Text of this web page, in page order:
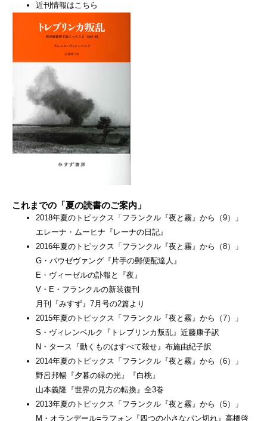
近刊情報はこちら
これまでの「夏の読書のご案内」
2018年夏のトピックス「フランクル『夜と霧』から（9）」
エレーナ・ムーヒナ『レーナの日記』
2016年夏のトピックス「フランクル『夜と霧』から（8）」
G・パウゼヴァング『片手の郵便配達人』
E・ヴィーゼルの訃報と『夜』
V・E・フランクルの新装復刊
月刊『みすず』7月号の2篇より
2015年夏のトピックス「フランクル『夜と霧』から（7）」
S・ヴィレンベルク『トレブリンカ叛乱』近藤康子訳
N・タース『動くものはすべて殺せ』布施由紀子訳
2014年夏のトピックス「フランクル『夜と霧』から（6）」
野呂邦暢『夕暮の緑の光』『白桃』
山本義隆『世界の見方の転換』全3巻
2013年夏のトピックス「フランクル『夜と霧』から（5）」
M・オランデール=ラフォン『四つの小さなパン切れ』高橋啓